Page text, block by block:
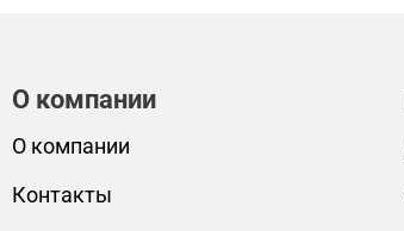
О компании
О компании
Контакты